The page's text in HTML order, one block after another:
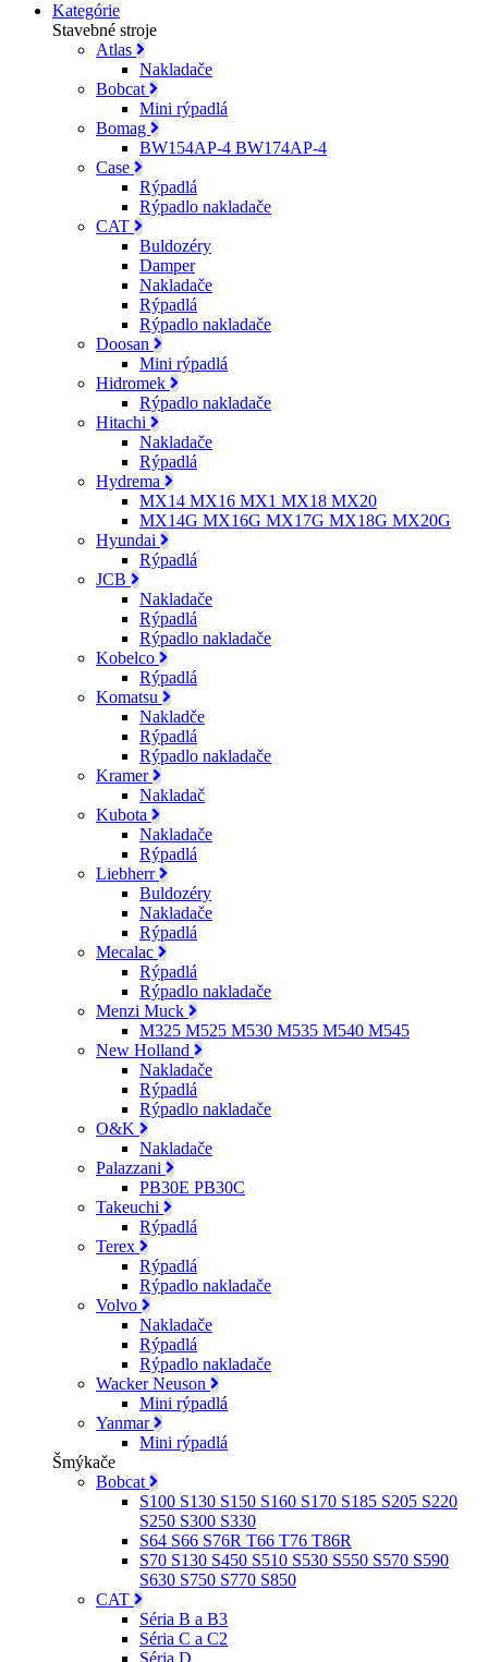
Kategórie
Stavebné stroje
Atlas
Nakladače
Bobcat
Mini rýpadlá
Bomag
BW154AP-4 BW174AP-4
Case
Rýpadlá
Rýpadlo nakladače
CAT
Buldozéry
Damper
Nakladače
Rýpadlá
Rýpadlo nakladače
Doosan
Mini rýpadlá
Hidromek
Rýpadlo nakladače
Hitachi
Nakladače
Rýpadlá
Hydrema
MX14 MX16 MX1 MX18 MX20
MX14G MX16G MX17G MX18G MX20G
Hyundai
Rýpadlá
JCB
Nakladače
Rýpadlá
Rýpadlo nakladače
Kobelco
Rýpadlá
Komatsu
Nakladče
Rýpadlá
Rýpadlo nakladače
Kramer
Nakladač
Kubota
Nakladače
Rýpadlá
Liebherr
Buldozéry
Nakladače
Rýpadlá
Mecalac
Rýpadlá
Rýpadlo nakladače
Menzi Muck
M325 M525 M530 M535 M540 M545
New Holland
Nakladače
Rýpadlá
Rýpadlo nakladače
O&K
Nakladače
Palazzani
PB30E PB30C
Takeuchi
Rýpadlá
Terex
Rýpadlá
Rýpadlo nakladače
Volvo
Nakladače
Rýpadlá
Rýpadlo nakladače
Wacker Neuson
Mini rýpadlá
Yanmar
Mini rýpadlá
Šmýkače
Bobcat
S100 S130 S150 S160 S170 S185 S205 S220
S250 S300 S330
S64 S66 S76R T66 T76 T86R
S70 S130 S450 S510 S530 S550 S570 S590
S630 S750 S770 S850
CAT
Séria B a B3
Séria C a C2
Séria D